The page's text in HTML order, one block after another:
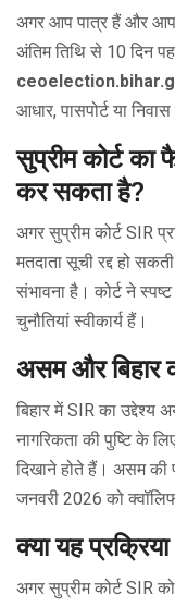
अगर आप पात्र हैं और
अंतिम तिथि से 10
आधार, पासपोर्ट या
सुप्रीम कोर्ट
कर सकता है?
अगर सुप्रीम कोर्ट SIR
मतदाता सूची रद्द हो
संभावना है। कोर्ट ने
चुनौतियां स्वीकार्य हैं।
असम और बिहार
बिहार में SIR का उद्देश्य
नागरिकता की पुष्टि के
दिखाने होते हैं। असम
जनवरी 2026 को
क्या यह
अगर सुप्रीम कोर्ट SIR